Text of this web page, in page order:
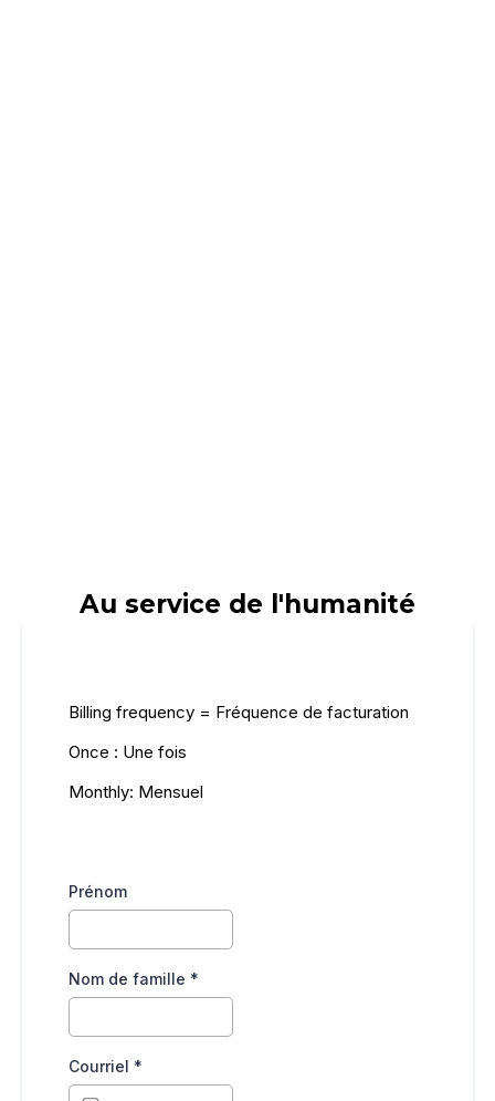
Au service de l'humanité
Billing frequency = Fréquence de facturation
Once : Une fois
Monthly: Mensuel
Prénom
Nom de famille *
Courriel *